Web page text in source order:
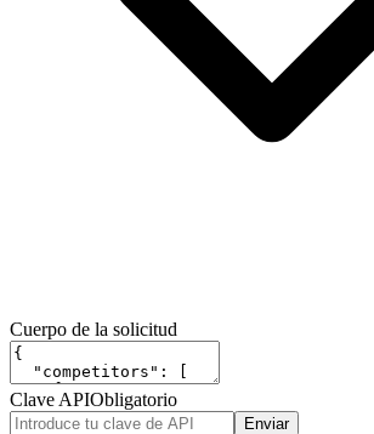
Cuerpo de la solicitud
Clave APIObligatorio
Enviar